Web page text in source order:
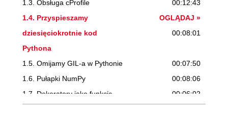
1.3. Obsługa cProfile
00:12:43
1.4. Przyspieszamy
dziesięciokrotnie kod
Pythona
OGLĄDAJ »
00:08:01
1.5. Omijamy GIL-a w Pythonie
00:07:50
1.6. Pułapki NumPy
00:08:06
1.7. Dekoratory jako funkcje
00:06:02